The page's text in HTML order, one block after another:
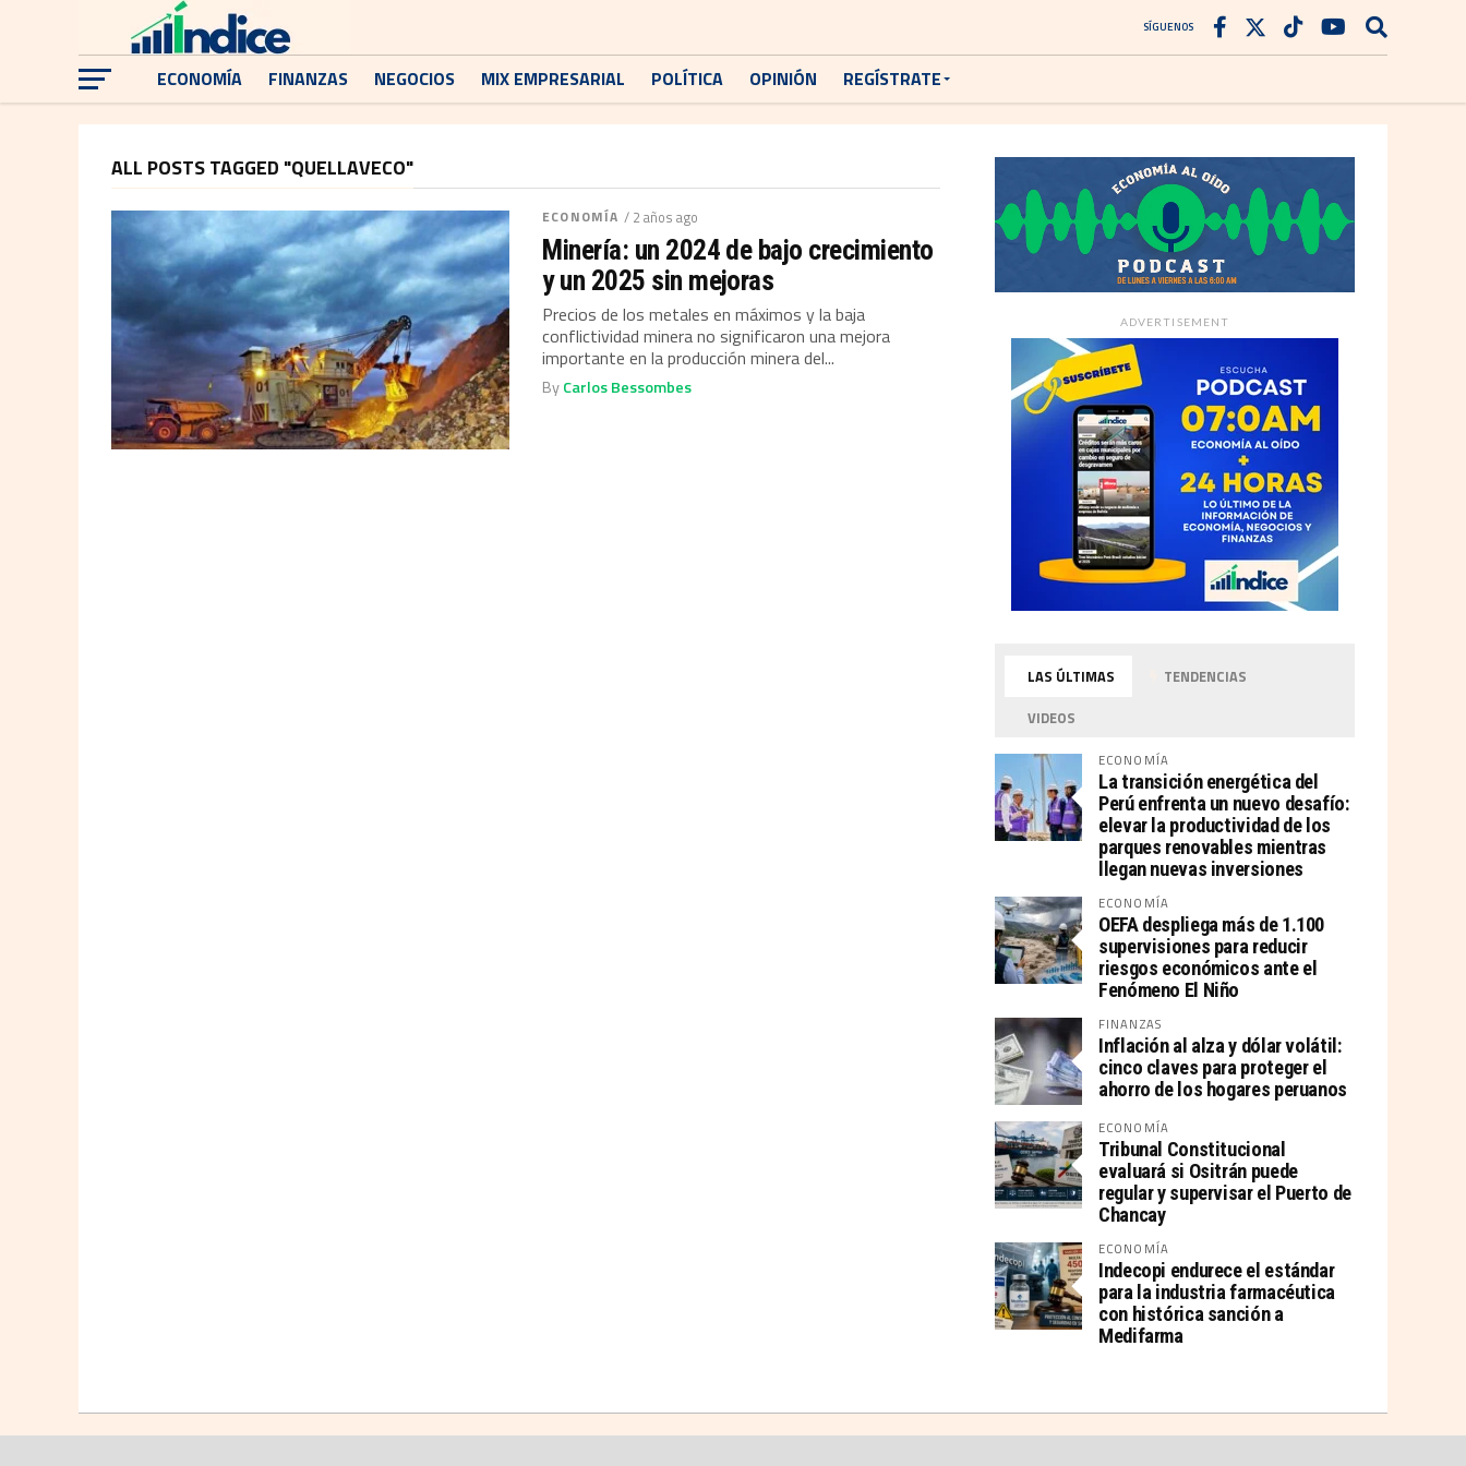
SÍGUENOS
ECONOMÍA FINANZAS NEGOCIOS MIX EMPRESARIAL POLÍTICA OPINIÓN REGÍSTRATE
ALL POSTS TAGGED "QUELLAVECO"
ECONOMÍA / 2 años ago
Minería: un 2024 de bajo crecimiento
y un 2025 sin mejoras
Precios de los metales en máximos y la baja
conflictividad minera no significaron una mejora
importante en la producción minera del...
ByCarlos Bessombes
ADVERTISEMENT
LAS ÚLTIMAS
TENDENCIAS
VIDEOS
ECONOMÍA
La transición energética del
Perú enfrenta un nuevo desafío:
elevar la productividad de los
parques renovables mientras
llegan nuevas inversiones
ECONOMÍA
OEFA despliega más de 1.100
supervisiones para reducir
riesgos económicos ante el
Fenómeno El Niño
FINANZAS
Inflación al alza y dólar volátil:
cinco claves para proteger el
ahorro de los hogares peruanos
ECONOMÍA
Tribunal Constitucional
evaluará si Ositrán puede
regular y supervisar el Puerto de
Chancay
ECONOMÍA
Indecopi endurece el estándar
para la industria farmacéutica
con histórica sanción a
Medifarma